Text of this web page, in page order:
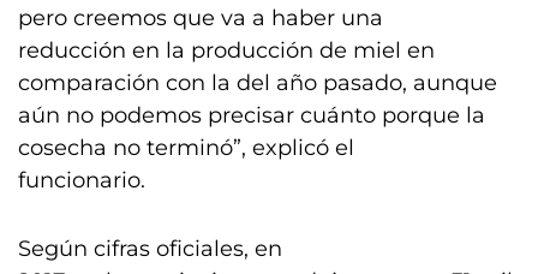
pero creemos que va a haber una
reducción en la producción de miel en
comparación con la del año pasado, aunque
aún no podemos precisar cuánto porque la
cosecha no terminó”, explicó el
funcionario.
Según cifras oficiales, en